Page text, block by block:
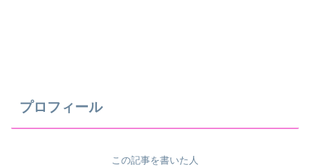
プロフィール
この記事を書いた人